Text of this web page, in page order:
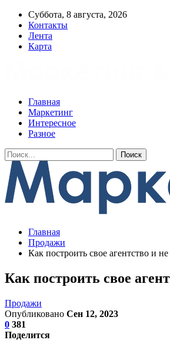
Суббота, 8 августа, 2026
Контакты
Лента
Карта
Главная
Маркетинг
Интересное
Разное
Главная
Продажи
Как построить свое агентство и
Как построить свое
Продажи
Опубликовано Сен 12, 2023
0 381
Поделится